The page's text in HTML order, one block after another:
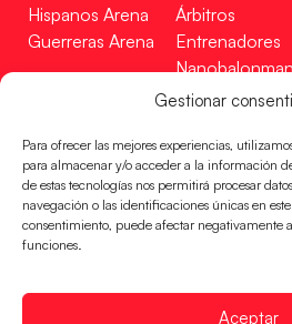
Gestionar
Para ofrecer las mejores experiencias,
para almacenar y/o acceder a la información
de estas tecnologías nos permitirá procesar
navegación o las identificaciones únicas en
consentimiento, puede afectar negativamente
funciones.
Aceptar
Hispanos Arena
Guerreras Arena
Árbitros
Entrenadores
Tienda
Incidencias
CONTACTO
EN